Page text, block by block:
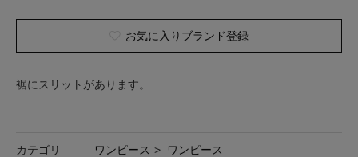
お気に入りブランド登録
裾にスリットがあります。
カテゴリ ワンピース > ワンピース